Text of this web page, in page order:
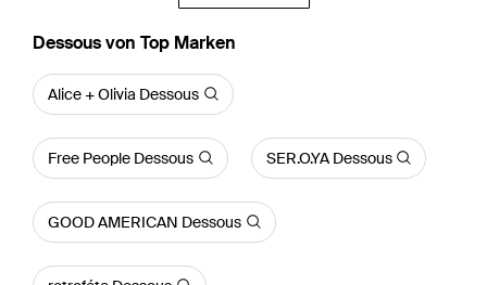
Dessous von Top Marken
Alice + Olivia Dessous
Free People Dessous SER.O.YA Dessous
GOOD AMERICAN Dessous